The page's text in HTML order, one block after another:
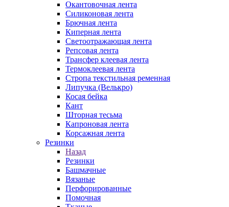
Окантовочная лента
Силиконовая лента
Брючная лента
Киперная лента
Светоотражающая лента
Репсовая лента
Трансфер клеевая лента
Термоклеевая лента
Стропа текстильная ременная
Липучка (Велькро)
Косая бейка
Кант
Шторная тесьма
Капроновая лента
Корсажная лента
Резинки
Назад
Резинки
Башмачные
Вязаные
Перфорированные
Помочная